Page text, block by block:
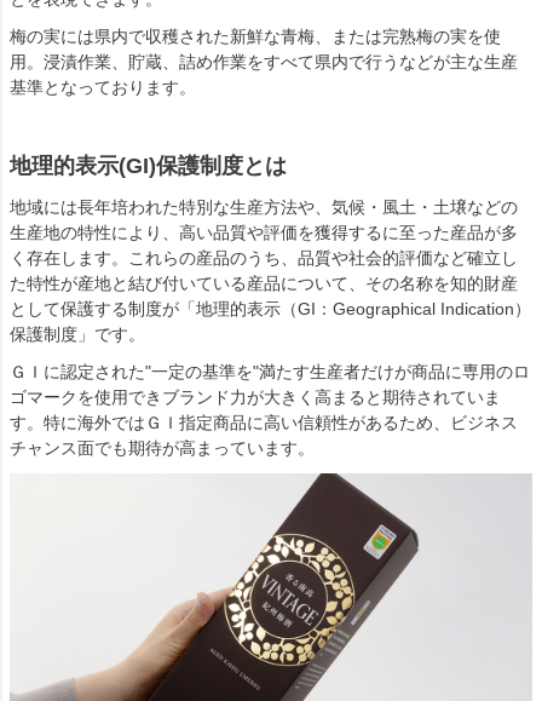
梅の実には県内で収穫された新鮮な青梅、または完熟梅の実を使
用。浸漬作業、貯蔵、詰め作業をすべて県内で行うなどが主な生産
基準となっております。
地理的表示(GI)保護制度とは
地域には長年培われた特別な生産方法や、気候・風土・土壌などの
生産地の特性により、高い品質や評価を獲得するに至った産品が多
く存在します。これらの産品のうち、品質や社会的評価など確立し
た特性が産地と結び付いている産品について、その名称を知的財産
として保護する制度が「地理的表示（GI：Geographical Indication）
保護制度」です。
ＧＩに認定された"一定の基準を"満たす生産者だけが商品に専用のロ
ゴマークを使用できブランド力が大きく高まると期待されていま
す。特に海外ではＧＩ指定商品に高い信頼性があるため、ビジネス
チャンス面でも期待が高まっています。